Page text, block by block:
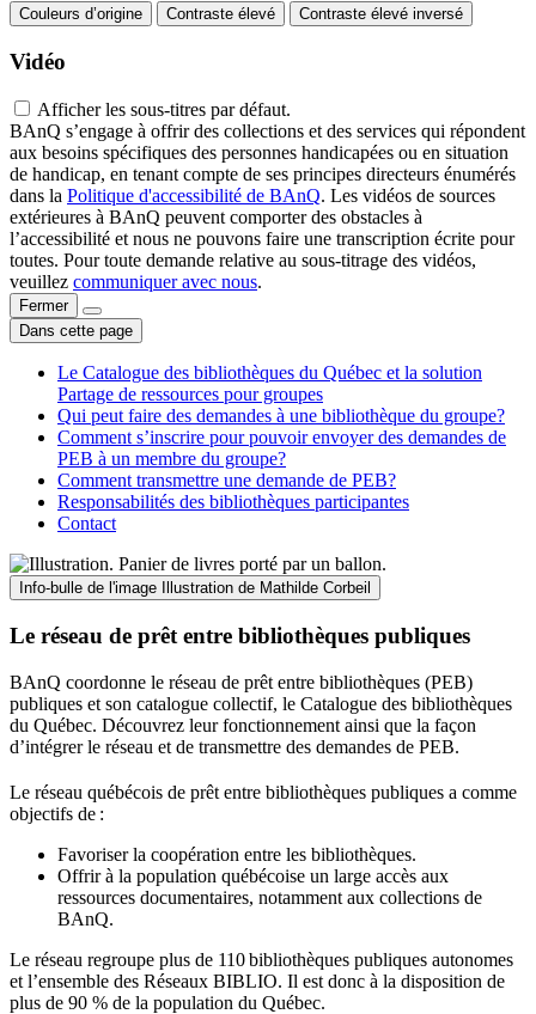
Couleurs d’origine Contraste élevé Contraste élevé inversé
Vidéo
Afficher les sous-titres par défaut.
BAnQ s’engage à offrir des collections et des services qui répondent
aux besoins spécifiques des personnes handicapées ou en situation
de handicap, en tenant compte de ses principes directeurs énumérés
dans la Politique d'accessibilité de BAnQ. Les vidéos de sources
extérieures à BAnQ peuvent comporter des obstacles à
l’accessibilité et nous ne pouvons faire une transcription écrite pour
toutes. Pour toute demande relative au sous-titrage des vidéos,
veuillez communiquer avec nous.
Fermer
Dans cette page
Le Catalogue des bibliothèques du Québec et la solution
Partage de ressources pour groupes
Qui peut faire des demandes à une bibliothèque du groupe?
Comment s’inscrire pour pouvoir envoyer des demandes de
PEB à un membre du groupe?
Comment transmettre une demande de PEB?
Responsabilités des bibliothèques participantes
Contact
Info-bulle de l'image Illustration de Mathilde Corbeil
Le réseau de prêt entre bibliothèques publiques
BAnQ coordonne le réseau de prêt entre bibliothèques (PEB)
publiques et son catalogue collectif, le Catalogue des bibliothèques
du Québec. Découvrez leur fonctionnement ainsi que la façon
d’intégrer le réseau et de transmettre des demandes de PEB.
Le réseau québécois de prêt entre bibliothèques publiques a comme
objectifs de :
Favoriser la coopération entre les bibliothèques.
Offrir à la population québécoise un large accès aux
ressources documentaires, notamment aux collections de
BAnQ.
Le réseau regroupe plus de 110bibliothèques publiques autonomes
et l’ensemble des Réseaux BIBLIO. Il est donc à la disposition de
plus de 90 % de la population du Québec.